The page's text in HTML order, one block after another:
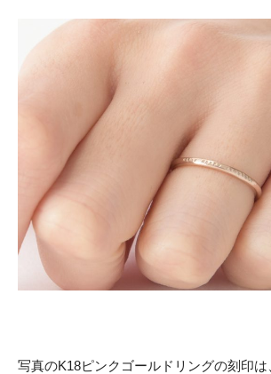
写真のK18ピンクゴールドリングの刻印